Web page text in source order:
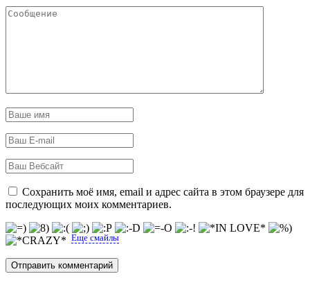
Сохранить моё имя, email и адрес сайта в этом браузере для
последующих моих комментариев.
Еще смайлы